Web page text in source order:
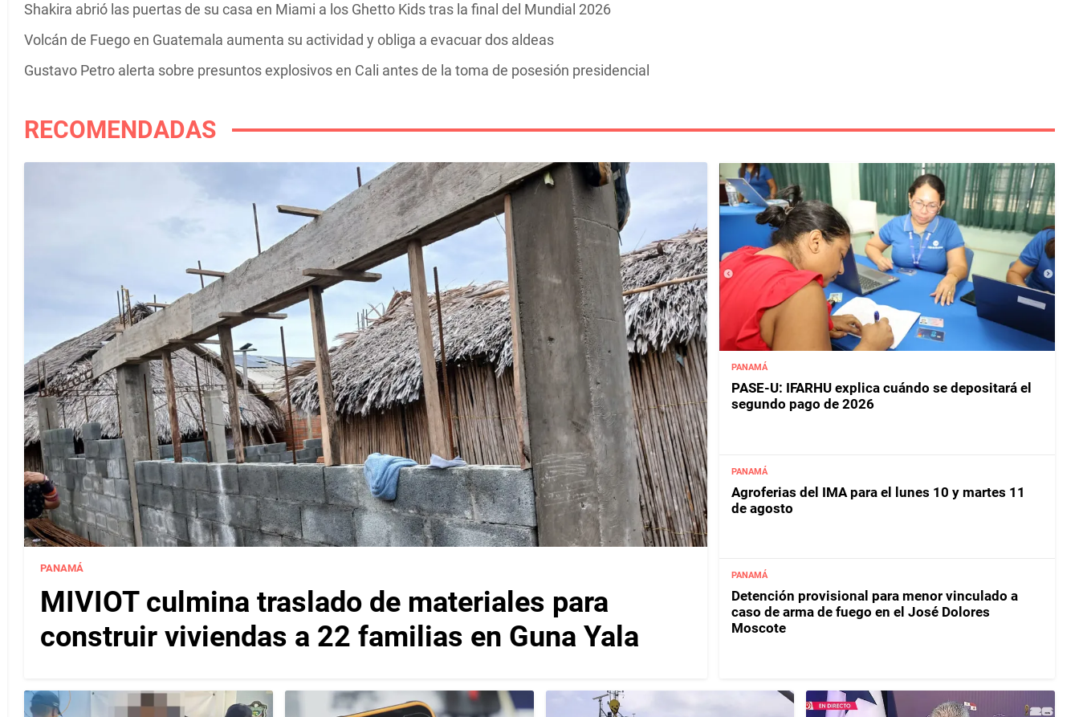
Shakira abrió las puertas de su casa en Miami a los Ghetto Kids tras la final del Mundial 2026
Volcán de Fuego en Guatemala aumenta su actividad y obliga a evacuar dos aldeas
Gustavo Petro alerta sobre presuntos explosivos en Cali antes de la toma de posesión presidencial
RECOMENDADAS
PANAMÁ
MIVIOT culmina traslado de materiales para
construir viviendas a 22 familias en Guna Yala
PANAMÁ
PASE-U: IFARHU explica cuándo se depositará el
segundo pago de 2026
PANAMÁ
Agroferias del IMA para el lunes 10 y martes 11
de agosto
PANAMÁ
Detención provisional para menor vinculado a
caso de arma de fuego en el José Dolores
Moscote